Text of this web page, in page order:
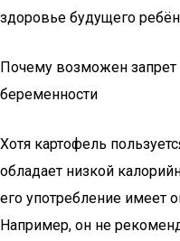
здоровье будущего
Почему возможен запрет
беременности
Хотя картофель
обладает низкой
его употребление имеет
Например, он не